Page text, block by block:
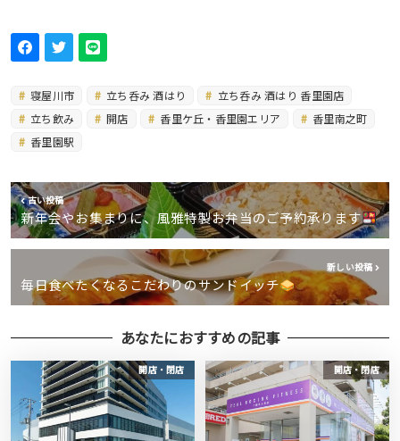
寝屋川市 立ち呑み 酒はり
立ち呑み 酒はり 香里園店
立ち飲み
開店 香里ケ丘・香里園エリア
香里南之町
香里園駅
古い投稿
新年会やお集まりに、風雅特製お弁当のご予約承ります
新しい投稿
毎日食べたくなるこだわりのサンドイッチ
あなたにおすすめの記事
開店・閉店 開店・閉店